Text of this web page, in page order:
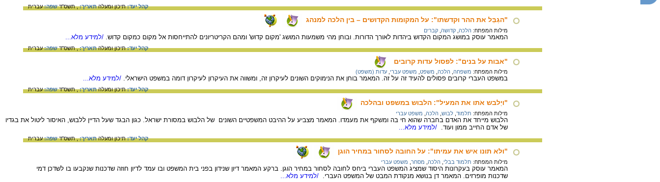
קהל יעד:תיכון ומעלהתאריך:, תשס"דשפה:עברית
"הגְבֵּל את ההר וקדשתו": על המקומות הקדושים – בין הלכה למנהג
מילות המפתח: הלכה קדושה קברים
המאמר עוסק במושג המקום הקדוש ביהדות לאורך הדורות. ובוחן מהי משמעות המושג 'מקום קדוש' ומהם הקריטריונים להתייחסות אל מקום כמקום קדוש. /למידע מלא...
קהל יעד:תיכון ומעלהתאריך:, תשס"דשפה:עברית
"אבות על בנים": לפסול עדות קרובים
מילות המפתח: משפחה הלכה משפט משפט עברי עדות (משפט)
במשפט העברי קרובים פסולים להעיד זה על זה. המאמר בוחן את הנימוקים השונים לעיקרון זה, ומשווה את העיקרון לעיקרון דומה במשפט הישראלי. /למידע מלא...
קהל יעד:תיכון ומעלהתאריך:, תשס"דשפה:עברית
"ויַלבש אֹתו את המעיל": הלבוש במשפט ובהלכה
מילות המפתח: תלמוד לבוש הלכה משפט עברי
הלבוש מייחד את האדם בחברה שהוא חי בה ומשקף את מעמדו. המאמר מצביע על ההיבט המשפטיים השונים של הלבוש במסורת ישראל. כגון הבגד שעל הדיין ללבוש, האיסור ליטול את בגדיו
של אדם החייב ממון ועוד.
/למידע מלא...
קהל יעד:תיכון ומעלהתאריך:, תשס"דשפה:עברית
"ולא תונו איש את עמיתו": על החובה לסחור במחיר הוגן
מילות המפתח: תלמוד בבלי הלכה מסחר משפט עברי
המאמר עוסק בעקרונות היסוד שמציג המשפט העברי ביחס לחובה לסחור במחיר הוגן. ברקע המאמר דיון שנידון בפני בית המשפט ובו עמד לדיון חוזה שדכנות שנקבעו בו לשדכן דמי
שדכנות מופרזים. המאמר דן בנושא מנקודת המבט של המשפט העברי.
/למידע מלא...